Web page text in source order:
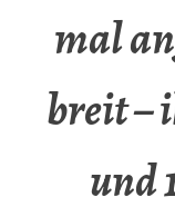
mal
breit –
und